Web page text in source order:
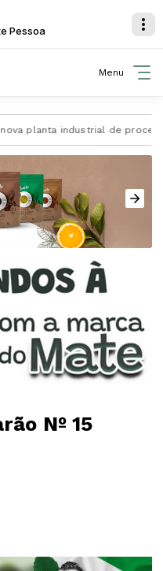
Menu
planta industrial de
Nº 15